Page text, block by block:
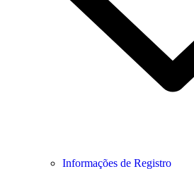
Informações de Registro